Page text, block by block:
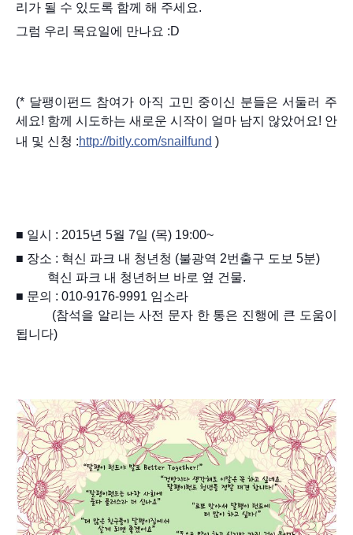
리가 될 수 있도록 함께 해 주세요.
그럼 우리 목요일에 만나요 :D
(* 달팽이펀드 참여가 아직 고민 중이신 분들은 서둘러 주
세요! 함께 시도하는 새로운 시작이 얼마 남지 않았어요! 안
내 및 신청 :http://bitly.com/snailfund )
■ 일시 : 2015년 5월 7일 (목) 19:00~
■ 장소 : 혁신 파크 내 청년청 (불광역 2번출구 도보 5분)
혁신 파크 내 청년허브 바로 옆 건물.
■ 문의 : 010-9176-9991 임소라
(참석을 알리는 사전 문자 한 통은 진행에 큰 도움이
됩니다)